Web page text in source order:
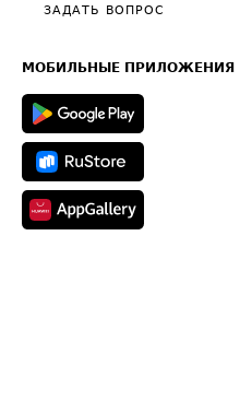
Общие положения
Техническая информация
ЗАДАТЬ ВОПРОС
МОБИЛЬНЫЕ ПРИЛОЖЕНИЯ